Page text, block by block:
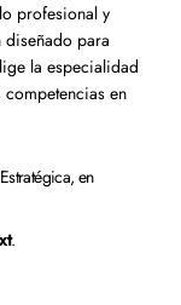
profesional y
diseñado para
la especialidad
en
en
.